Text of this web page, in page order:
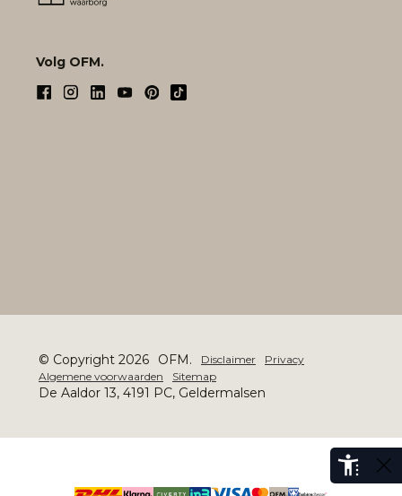
Volg OFM.
© Copyright 2026 OFM. Disclaimer
Privacy
Algemene voorwaarden
Sitemap
De Aaldor 13, 4191 PC, Geldermalsen